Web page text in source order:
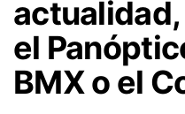
el
BMX o el